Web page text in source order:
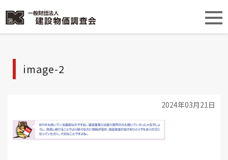
image-2
2024年03月21日